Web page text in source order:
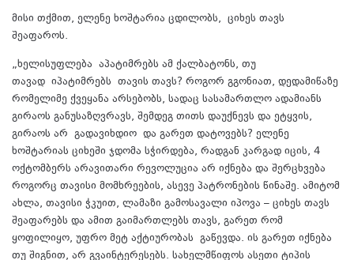
მისი თქმით, ელენე ხოშტარია ცდილობს, ციხეს თავს
შეაფაროს.
„ხელისუფლება აპატიმრებს ამ ქალბატონს, თუ
თავად იპატიმრებს თავის თავს? როგორ გგონიათ, დედამიწაზე
რომელიმე ქვეყანა არსებობს, სადაც სასამართლო ადამიანს
გირაოს განუსაზღვრავს, შემდეგ თითს დაუქნევს და ეტყვის,
გირაოს არ გადავიხდიო და გარეთ დატოვებს? ელენე
ხოშტარიას ციხეში ჯდომა სჭირდება, რადგან კარგად იცის, 4
ოქტომბერს არავითარი რევოლუცია არ იქნება და შერცხვება
როგორც თავისი მომხრეების, ასევე პატრონების წინაშე. ამიტომ
ახლა, თავისი ჭკუით, ლამაზი გამოსავალი იპოვა – ციხეს თავს
შეაფარებს და ამით გაიმართლებს თავს, გარეთ რომ
ყოფილიყო, უფრო მეტ აქტიურობას გაწევდა. ის გარეთ იქნება
თუ შიგნით, არ გვაინტერესებს. სახელმწიფოს ასეთი ტიპის